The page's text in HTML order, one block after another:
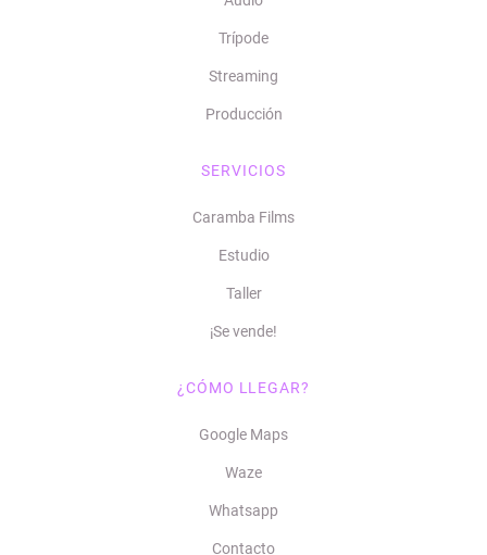
Trípode
Streaming
Producción
SERVICIOS
Caramba Films
Estudio
Taller
¡Se vende!
¿CÓMO LLEGAR?
Google Maps
Waze
Whatsapp
Contacto